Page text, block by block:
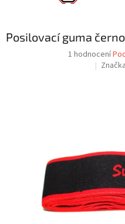
Posilovací guma
Průměrné
hodnocení
1 hodnocení